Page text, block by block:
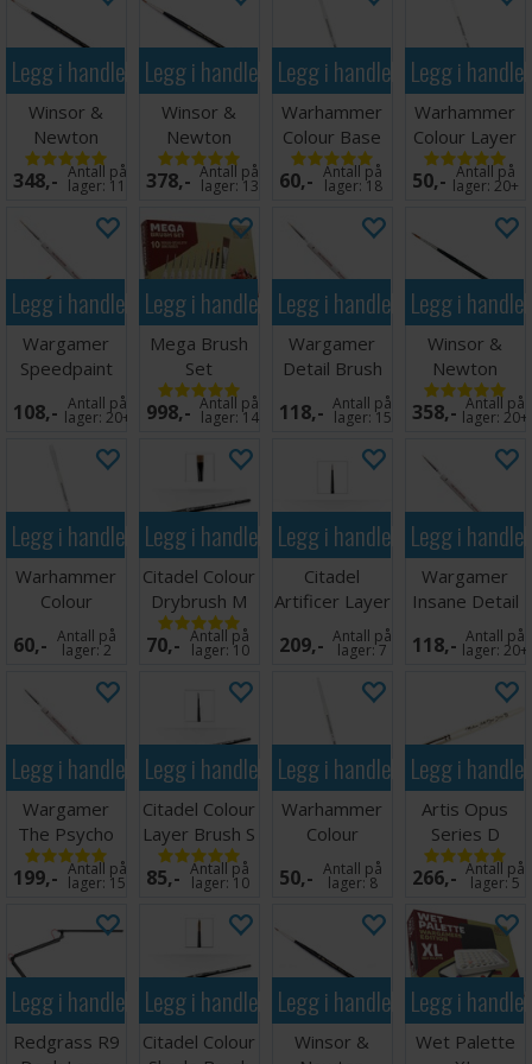
Legg i handlekurven
Winsor &
Newton
Series 7
størrelse 0
348,- Antall på
lager: 11
Legg i handlekurven
Winsor &
Newton
Series 7
størrelse 1
378,- Antall på
lager: 13
Legg i handlekurven
Warhammer
Colour Base
Brush M
60,- Antall på
lager: 18
Legg i
Warhammer
Colour Layer
Brush S
50,- Antall på
lager:20+
Legg i handlekurven
Wargamer
Speedpaint
Brush
108,- Antall på
lager: 20+
Legg i handlekurven
Mega Brush
Set
998,- Antall på
lager: 14
Legg i handlekurven
Wargamer
Detail Brush
118,- Antall på
lager: 15
Legg i
Winsor &
Newton
Series 7
størrelse 2
358,- Antall på
lager:20+
Legg i handlekurven
Warhammer
Colour
Drybrush M
60,- Antall på
lager:2
Legg i handlekurven
Citadel Colour
Drybrush M
70,- Antall på
lager: 10
Legg i handlekurven
Citadel
Artificer Layer
Brush X-Small
209,- Antall på
lager:7
Legg i
Wargamer
Insane Detail
Brush
118,- Antall på
lager:20+
Legg i handlekurven
Wargamer
The Psycho
Brush
199,- Antall på
lager: 15
Legg i handlekurven
Citadel Colour
Layer Brush S
85,- Antall på
lager: 10
Legg i handlekurven
Warhammer
Colour
Drybrush S
50,- Antall på
lager:8
Legg i
Artis Opus
Series D
Drybrush M
266,- Antall på
lager:5
Legg i handlekurven
Redgrass R9
Legg i handlekurven
Citadel Colour
Legg i handlekurven
Winsor &
Legg i
Wet Palette